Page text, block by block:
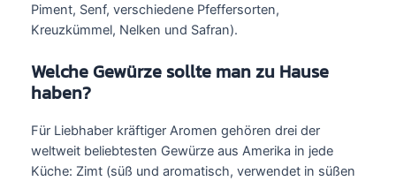
Piment, Senf, verschiedene Pfeffersorten,
Kreuzkümmel, Nelken und Safran).
Welche Gewürze sollte man zu Hause
haben?
Für Liebhaber kräftiger Aromen gehören drei der
weltweit beliebtesten Gewürze aus Amerika in jede
Küche: Zimt (süß und aromatisch, verwendet in süßen